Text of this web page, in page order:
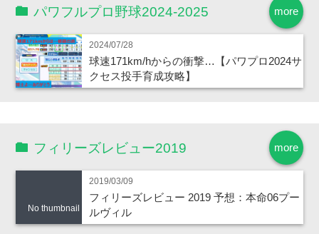
more
パワフルプロ野球2024-2025
2024/07/28
球速171km/hからの衝撃…【パワプロ2024サ
クセス投手育成攻略】
more
フィリーズレビュー2019
No thumbnail
2019/03/09
フィリーズレビュー 2019 予想：本命06プー
ルヴィル